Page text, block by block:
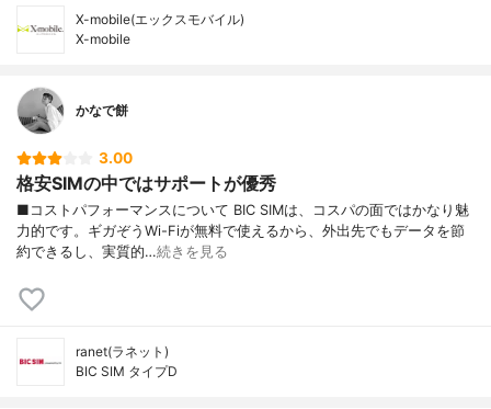
X-mobile(エックスモバイル)
X-mobile
かなで餅
3.00
格安SIMの中ではサポートが優秀
■コストパフォーマンスについて BIC SIMは、コスパの面ではかなり魅
力的です。ギガぞうWi-Fiが無料で使えるから、外出先でもデータを節
約できるし、実質的…続きを見る
ranet(ラネット)
BIC SIM タイプD